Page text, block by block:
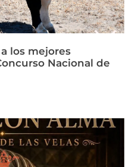
los mejores
Nacional de